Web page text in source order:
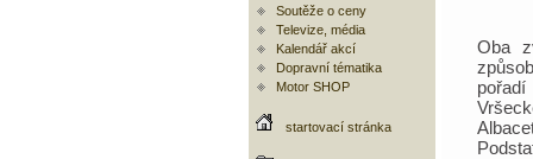
Soutěže o ceny
Televize, média
Kalendář akcí
Dopravní tématika
Motor SHOP
startovací stránka
Oba